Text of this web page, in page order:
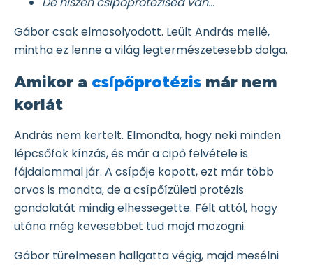
Gábor csak elmosolyodott. Leült András mellé,
mintha ez lenne a világ legtermészetesebb dolga.
Amikor a csípőprotézis már nem
korlát
András nem kertelt. Elmondta, hogy neki minden
lépcsőfok kínzás, és már a cipő felvétele is
fájdalommal jár. A csípője kopott, ezt már több
orvos is mondta, de a csípőízületi protézis
gondolatát mindig elhessegette. Félt attól, hogy
utána még kevesebbet tud majd mozogni.
Gábor türelmesen hallgatta végig, majd mesélni